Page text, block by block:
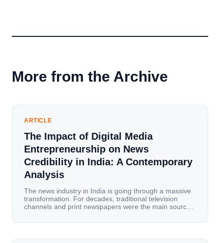
More from the Archive
ARTICLE
The Impact of Digital Media
Entrepreneurship on News
Credibility in India: A Contemporary
Analysis
The news industry in India is going through a massive
transformation. For decades, traditional television
channels and print newspapers were the main sources
mobile data, affordable smartphones, and high-speed
has become a mobile-first market where consumers